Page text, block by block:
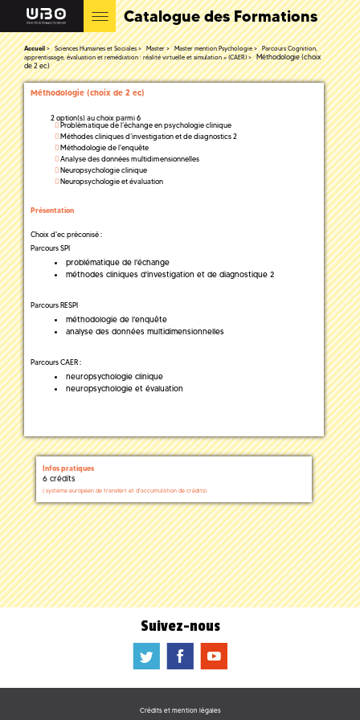
Catalogue des Formations
Accueil Sciences Humaines et Sociales Master Master mention Psychologie
Parcours Cognition,
apprentissage, évaluation et remédiation : réalité virtuelle et simulation » (CAER)
Méthodologie (choix
de 2 ec)
Méthodologie (choix de 2 ec)
2 option(s) au choix parmi 6
Problématique de l’échange en psychologie clinique
Méthodes cliniques d’investigation et de diagnostics 2
Méthodologie de l'enquête
Analyse des données multidimensionnelles
Neuropsychologie clinique
Neuropsychologie et évaluation
Présentation
Choix d'ec préconisé :
Parcours SPI
problématique de l'échange
méthodes cliniques d'investigation et de diagnostique 2
Parcours RESPI
méthodologie de l'enquête
analyse des données multidimensionnelles
Parcours CAER :
neuropsychologie clinique
neuropsychologie et évaluation
Infos pratiques
6 crédits
( système européen de transfert et d'accumulation de crédits)
Suivez-nous
a b f
Crédits et mention légales